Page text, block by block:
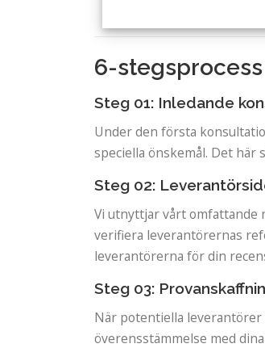
6-
Steg 01: Inledande
Under den första
speciella önskemål. Det
Steg 02:
Vi utnyttjar vårt
verifiera leverantörernas
leverantörerna för din
Steg 03:
När potentiella
överensstämmelse med